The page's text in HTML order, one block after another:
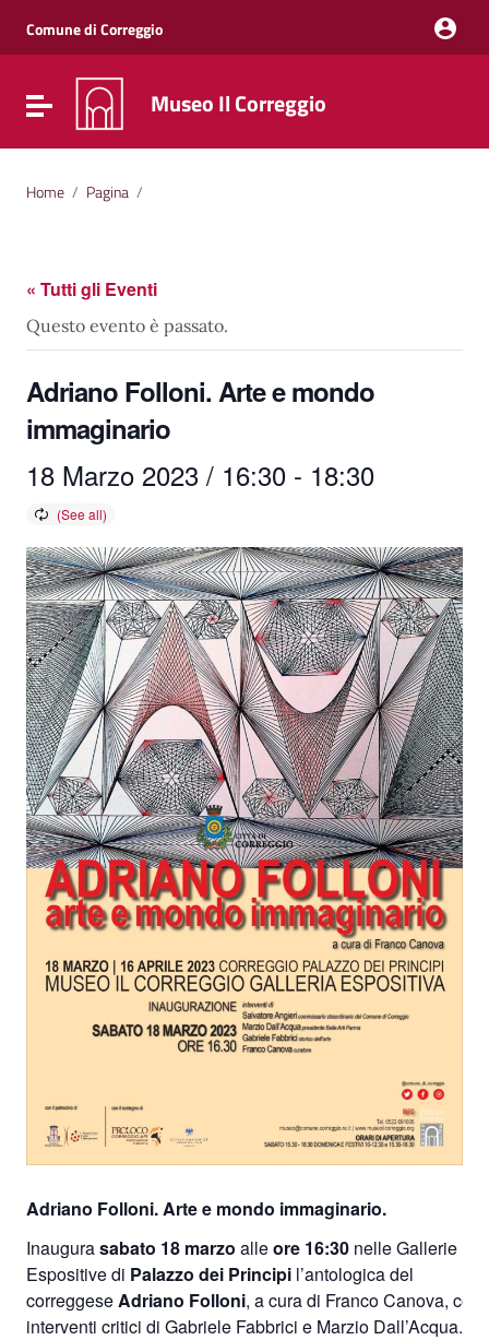
Vai al menu di navigazione
Vai al footer
Comune di Correggio
Attiva / disattiva la navigazione
Museo Il Correggio
Home / Pagina /
« Tutti gli Eventi
Questo evento è passato.
Adriano Folloni. Arte e mondo
immaginario
18 Marzo 2023 / 16:30 - 18:30
Adriano Folloni. Arte e mondo immaginario.
Inaugurasabato 18 marzo alleore 16:30 nelle Gallerie
Espositive di Palazzo dei Principi l’antologica del
correggeseAdriano Folloni, a cura di Franco Canova, con
interventi critici di Gabriele Fabbrici e Marzio Dall’Acqua.